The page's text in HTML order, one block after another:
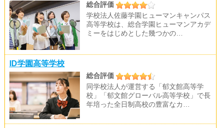
総合評価
学校法人佐藤学園ヒューマンキャンパス
高等学校は、総合学園ヒューマンアカデ
ミーをはじめとした幾つかの…
ID学園高等学校
総合評価
同学校法人が運営する「郁文館高等学
校」「郁文館グローバル高等学校」で長
年培った全日制高校の豊富なカ…